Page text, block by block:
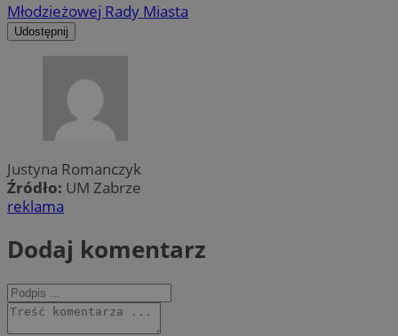
Młodzieżowej Rady Miasta
Udostępnij
Justyna Romanczyk
Źródło: UM Zabrze
reklama
Dodaj komentarz